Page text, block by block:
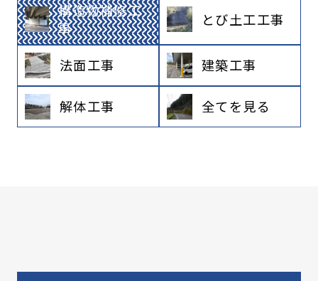
構造物補修工
事
とび土工工事
法面工事 建築工事
解体工事 全てを見る